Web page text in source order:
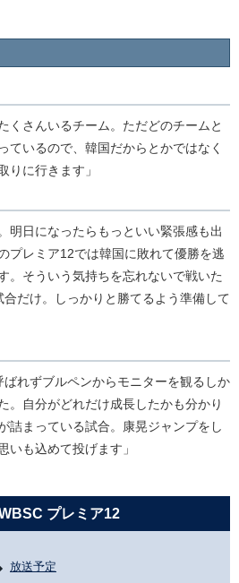
くさんいるチーム。ただどのチームと
ているので、韓国だからとかではなく
りに行きます」
明日になったらもっといい緊張感も出
プレミア12では韓国に敗れて優勝を逃
。そういう気持ちを忘れないで戦いた
だけ。しっかりと勝てるよう準備して
ばれずブルペンからモニターを観るしか
。自分がどれだけ成長したかも分かり
詰まっている試合。康晃ジャンプをし
いも込めて投げます」
プレミア12
放送予定